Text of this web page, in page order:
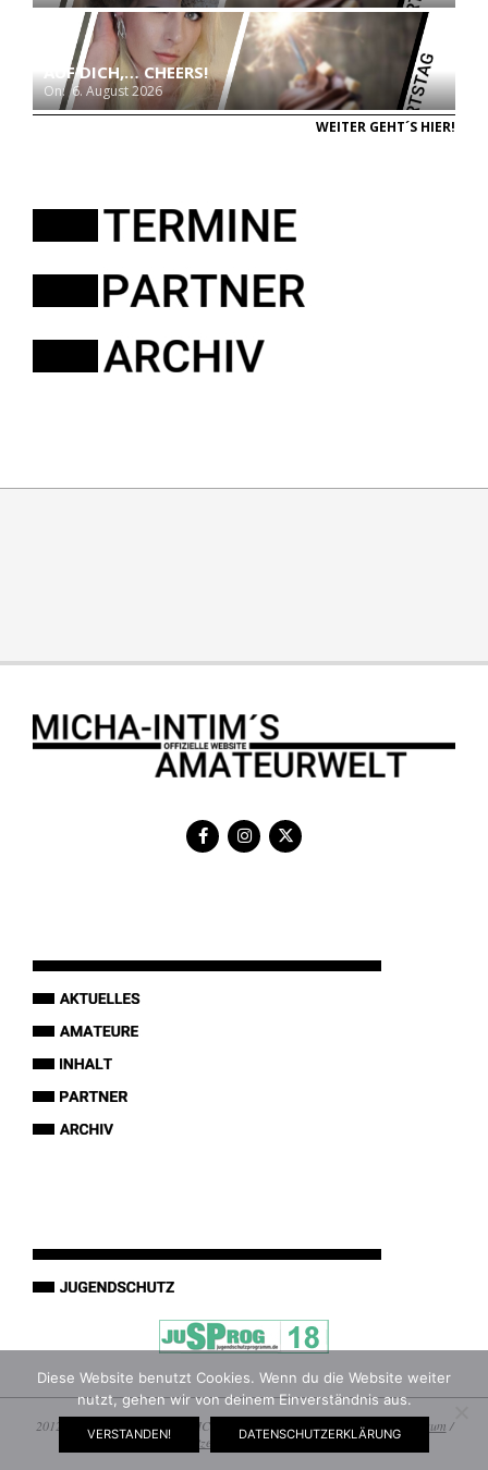
AUF DICH,… CHEERS!
On: 6. August 2026
WEITER GEHT´S HIER!
2012 - 2026 © Copyright by MICHA-INTIM`S AMATEURWELT || Impressum /
Datenschutzerklärung/Werde Amateur
Diese Website benutzt Cookies. Wenn du die Website weiter
nutzt, gehen wir von deinem Einverständnis aus.
VERSTANDEN! DATENSCHUTZERKLÄRUNG